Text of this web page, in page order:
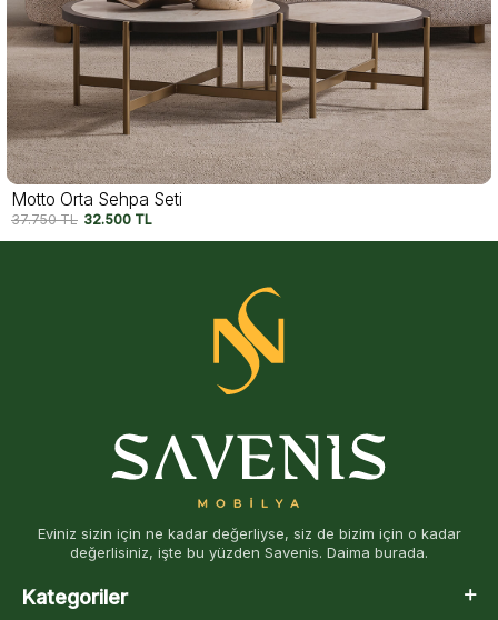
Viesta Orta Sehpa
42.750TL 35.000 TL
Eviniz sizin için ne kadar değerliyse, siz de bizim için o kadar
değerlisiniz, işte bu yüzden Savenis. Daima burada.
Kategoriler